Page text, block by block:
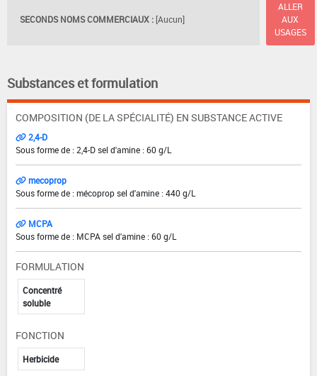
SECONDS NOMS COMMERCIAUX : [Aucun]
ALLER
AUX
USAGES
Substances et formulation
COMPOSITION (DE LA SPÉCIALITÉ) EN SUBSTANCE ACTIVE
2,4-D
Sous forme de : 2,4-D sel d'amine : 60 g/L
mecoprop
Sous forme de : mécoprop sel d'amine : 440 g/L
MCPA
Sous forme de : MCPA sel d'amine : 60 g/L
FORMULATION
Concentré
soluble
FONCTION
Herbicide